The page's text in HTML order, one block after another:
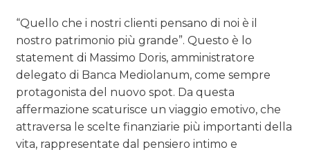
“Quello che i nostri clienti pensano di noi è il
nostro patrimonio più grande”. Questo è lo
statement di Massimo Doris, amministratore
delegato di Banca Mediolanum, come sempre
protagonista del nuovo spot. Da questa
affermazione scaturisce un viaggio emotivo, che
attraversa le scelte finanziarie più importanti della
vita, rappresentate dal pensiero intimo e